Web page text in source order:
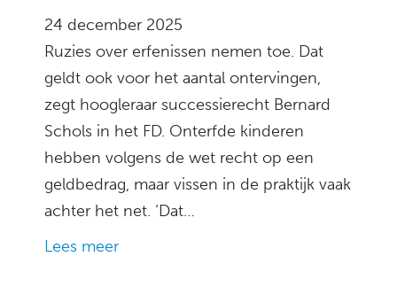
24 december 2025
Ruzies over erfenissen nemen toe. Dat
geldt ook voor het aantal ontervingen,
zegt hoogleraar successierecht Bernard
Schols in het FD. Onterfde kinderen
hebben volgens de wet recht op een
geldbedrag, maar vissen in de praktijk vaak
achter het net. ‘Dat…
Lees meer